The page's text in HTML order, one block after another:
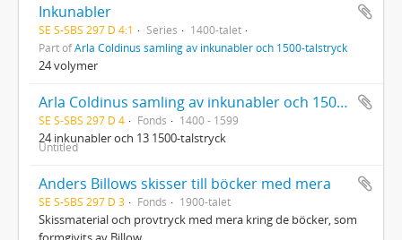
Inkunabler
SE S-SBS 297 D 4:1 Series
1400-talet
Part ofArla Coldinus samling av inkunabler och 1500-talstryck
24 volymer
Arla Coldinus samling av inkunabler och 1500-talstryck
SE S-SBS 297 D 4 Fonds 1400 - 1599
24 inkunabler och 13 1500-talstryck
Untitled
Anders Billows skisser till böcker med mera
SE S-SBS 297 D 3 Fonds 1900-talet
Skissmaterial och provtryck med mera kring de böcker, som